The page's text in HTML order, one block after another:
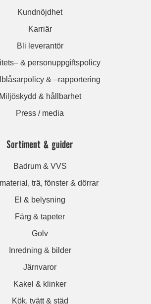
Kundnöjdhet
Karriär
Bli leverantör
& personuppgiftspolicy
& –rapportering
Miljöskydd & hållbarhet
Press / media
Sortiment & guider
Badrum & VVS
trä, fönster & dörrar
El & belysning
Färg & tapeter
Golv
Inredning & bilder
Järnvaror
Kakel & klinker
Kök, tvätt & städ